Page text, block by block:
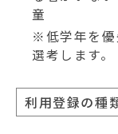
童
※低学年を優
選考します。
利用登録の種